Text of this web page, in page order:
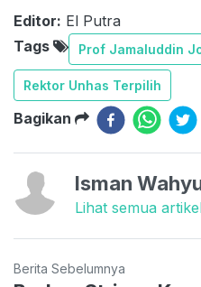
Editor: El Putra
Tags
Prof Jamaluddin
Rektor Unhas Terpilih
Bagikan
Isman
Lihat semua
Berita Sebelumnya